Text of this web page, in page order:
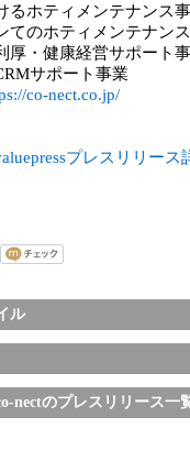
るホティメンテナンス
てのホティメンテナン
厚・健康経営サポート
サポート事業
co-nect.co.jp/
プレスリリース
ル
nectのプレスリリース一